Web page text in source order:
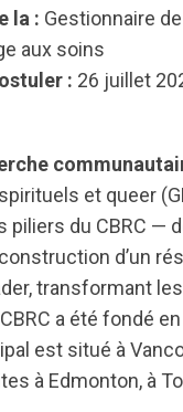
la : Gestionnaire
aux soins
: 26 juillet
et queer
piliers du CBRC
d’un
transformant
a été fondé
est situé à
à Edmonton, à